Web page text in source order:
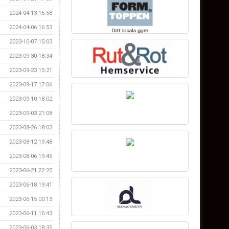
2024-04-13 16:58
2024-04-06 16:53
2023-10-07 15:03
2023-09-30 18:34
2023-09-23 15:21
2023-09-17 17:06
2023-09-10 18:02
2023-09-03 21:08
2023-08-26 18:02
2023-08-12 19:48
2023-08-06 19:45
2023-06-21 22:25
2023-06-18 19:41
2023-06-15 00:13
2023-06-11 16:43